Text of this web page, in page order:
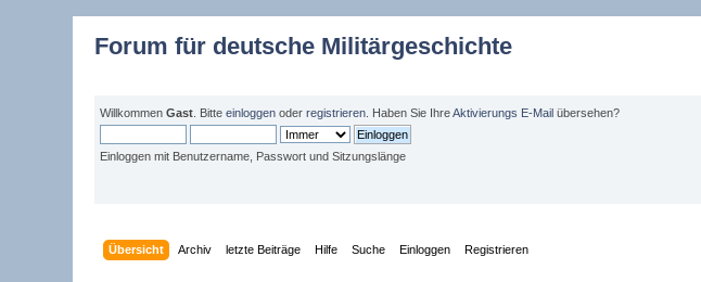
Forum für deutsche Militärgeschichte
WillkommenGast . Bitteeinloggen oderregistrieren . Haben Sie IhreAktivierungs E-Mail übersehen?
Einloggen mit Benutzername, Passwort und Sitzungslänge
Übersicht Archiv letzte Beiträge Hilfe Suche Einloggen Registrieren